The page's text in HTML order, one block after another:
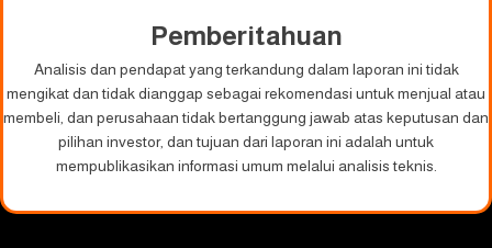
Pemberitahuan
Analisis dan pendapat yang terkandung dalam laporan ini tidak
mengikat dan tidak dianggap sebagai rekomendasi untuk menjual atau
membeli, dan perusahaan tidak bertanggung jawab atas keputusan dan
pilihan investor, dan tujuan dari laporan ini adalah untuk
mempublikasikan informasi umum melalui analisis teknis.